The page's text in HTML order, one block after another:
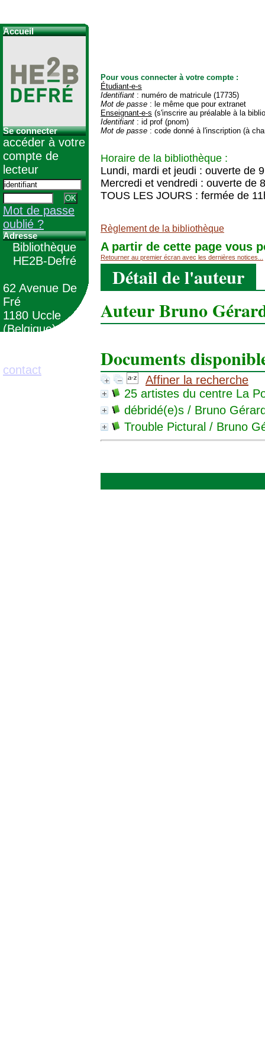
Pour vous connecter à votre compte :
Étudiant-e-s
Identifiant : numéro de matricule (17735)
Mot de passe : le même que pour extranet
Enseignant-e-s (s'inscrire au préalable à la
Identifiant : id prof (pnom)
Mot de passe : code donné à l'inscription (à
Horaire de la bibliothèque :
Lundi, mardi et jeudi : ouverte de
Mercredi et vendredi : ouverte de
TOUS LES JOURS : fermée de
Règlement de la bibliothèque
A partir de cette page vous
Retourner au premier écran avec les dernières notices...
Détail de l'auteur
Auteur Bruno
Documents
Affiner la recherche
25 artistes du centre La
débridé(e)s / Bruno
Trouble Pictural / Bruno
Accueil
Se connecter
accéder à votre
compte de
lecteur
Mot de passe
oublié ?
Adresse
Bibliothèque
HE2B-Defré
62 Avenue De
Fré
1180 Uccle
(Belgique)
contact